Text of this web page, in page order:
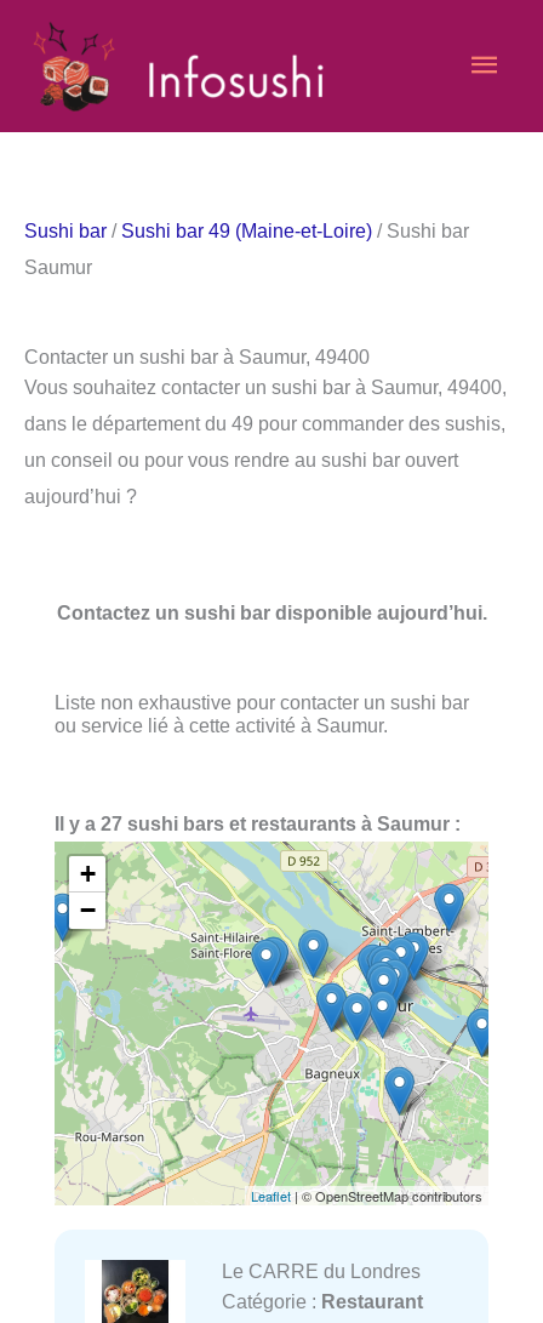
contenu
Sushi bar / Sushi bar 49 (Maine-et-Loire) / Sushi bar
Saumur
Contacter un sushi bar à Saumur, 49400
Vous souhaitez contacter un sushi bar à Saumur, 49400,
dans le département du 49 pour commander des sushis,
un conseil ou pour vous rendre au sushi bar ouvert
aujourd’hui ?
Contactez un sushi bar disponible aujourd’hui.
Liste non exhaustive pour contacter un sushi bar
ou service lié à cette activité à Saumur.
Il y a 27 sushi bars et restaurants à Saumur :
+
−
Leaflet| © OpenStreetMap contributors
Le CARRE du Londres
Catégorie : Restaurant